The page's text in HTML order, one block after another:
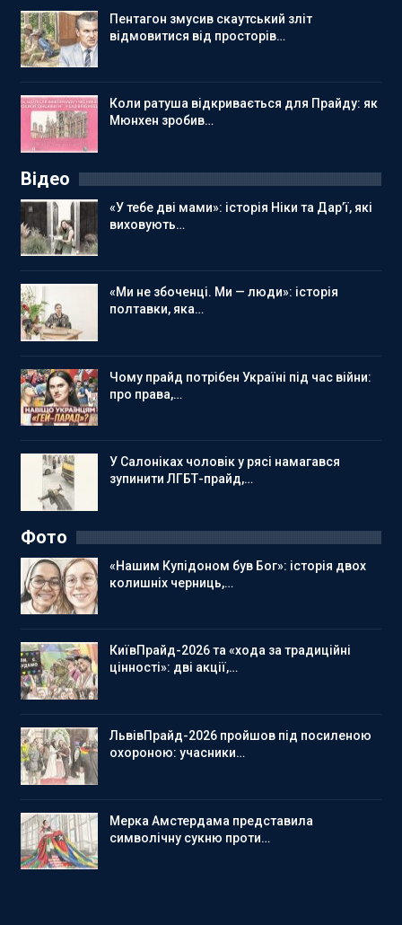
Пентагон змусив скаутський зліт
відмовитися від просторів…
Коли ратуша відкривається для Прайду: як
Мюнхен зробив…
Відео
«У тебе дві мами»: історія Ніки та Дар’ї, які
виховують…
«Ми не збоченці. Ми — люди»: історія
полтавки, яка…
Чому прайд потрібен Україні під час війни:
про права,…
У Салоніках чоловік у рясі намагався
зупинити ЛГБТ-прайд,…
Фото
«Нашим Купідоном був Бог»: історія двох
колишніх черниць,…
КиївПрайд-2026 та «хода за традиційні
цінності»: дві акції,…
ЛьвівПрайд-2026 пройшов під посиленою
охороною: учасники…
Мерка Амстердама представила
символічну сукню проти…